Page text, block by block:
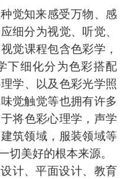
觉知来感受万物、 感
细分为视觉、 听觉、
视觉课程包含色彩学 ，
下细化分为色彩搭配
学、
以及色彩光学照
觉触觉等也拥有许多
将色彩心理学 ， 声学
建筑领域 ， 服装领域等
切美好的根本来源。
计、平面设计、 教育